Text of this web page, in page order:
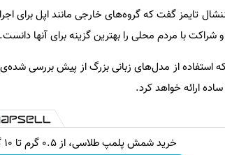
تایمز گفت که گروه‌های خارجی مانند اپل برای
با مردم محلی را بهترین گزینه برای آنها دانست.
استفاده از مدل‌های زبانی بزرگ از پیش بررسی
ارائه خواهد کرد.
خرید شمش پلمپ طلاسی، از ۰.۵ گرم تا ۱۰ گرم